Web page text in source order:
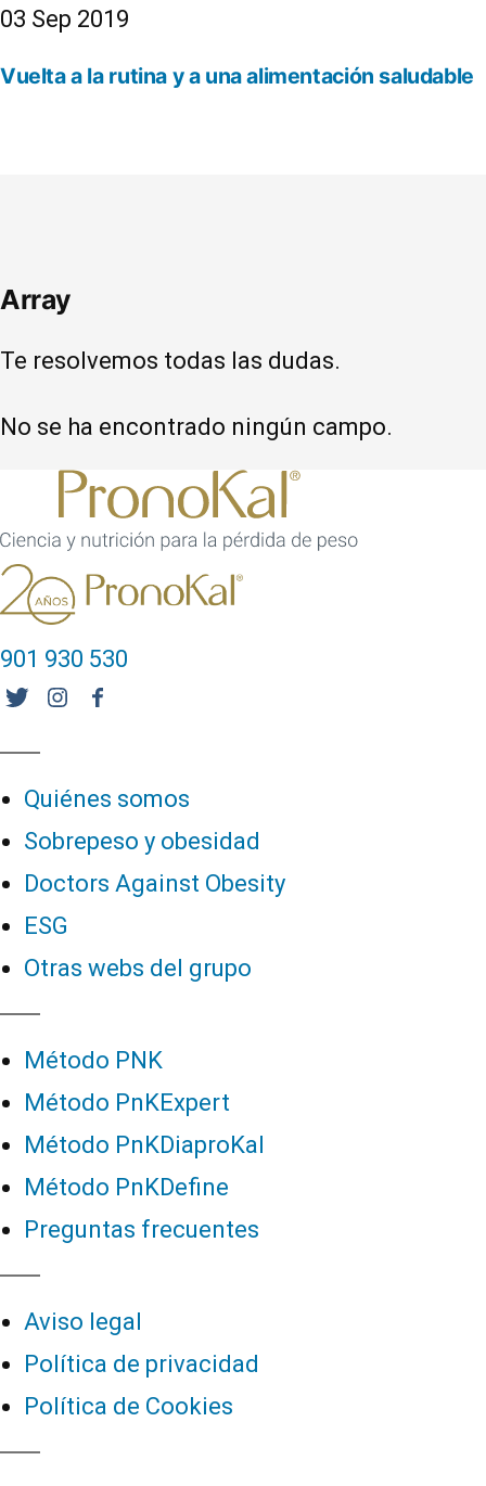
03 Sep 2019
Vuelta a la rutina y a una alimentación saludable
Array
Te resolvemos todas las dudas.
No se ha encontrado ningún campo.
901 930 530
Quiénes somos
Sobrepeso y obesidad
Doctors Against Obesity
ESG
Otras webs del grupo
Método PNK
Método PnKExpert
Método PnKDiaproKal
Método PnKDefine
Preguntas frecuentes
Aviso legal
Política de privacidad
Política de Cookies